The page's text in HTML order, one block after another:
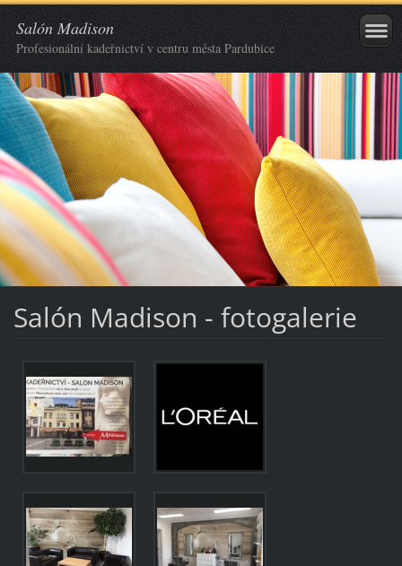
Salón Madison
Profesionální kadeřnictví v centru města Pardubice
Salón Madison - fotogalerie